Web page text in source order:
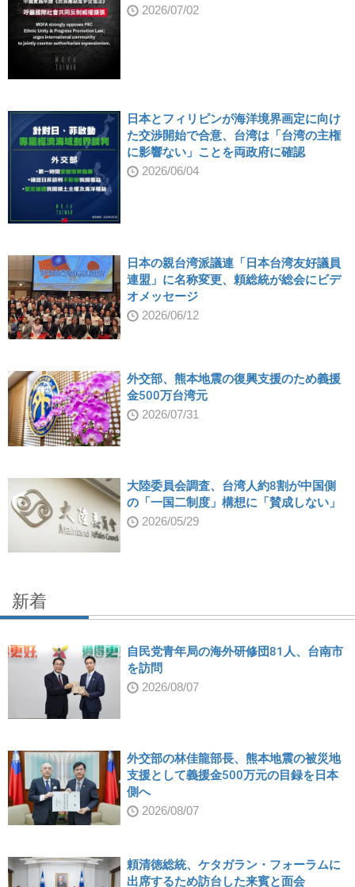
2026/07/02
日本とフィリピンが海洋境界画定に向け
た交渉開始で合意、台湾は「台湾の主権
に影響ない」ことを両政府に確認
2026/06/04
日本の親台湾派議連「日本台湾友好議員
連盟」に名称変更、頼総統が総会にビデ
オメッセージ
2026/06/12
外交部、熊本地震の復興支援のため義援
金500万台湾元
2026/07/31
大陸委員会調査、台湾人約8割が中国側
の「一国二制度」構想に「賛成しない」
2026/05/29
新着
自民党青年局の海外研修団81人、台南市
を訪問
2026/08/07
外交部の林佳龍部長、熊本地震の被災地
支援として義援金500万元の目録を日本
側へ
2026/08/07
頼清徳総統、ケタガラン・フォーラムに
出席するため訪台した来賓と面会